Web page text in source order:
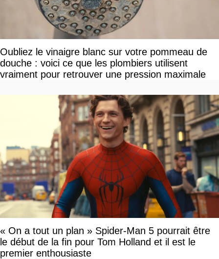
Oubliez le vinaigre blanc sur votre pommeau de
douche : voici ce que les plombiers utilisent
vraiment pour retrouver une pression maximale
« On a tout un plan » Spider-Man 5 pourrait être
le début de la fin pour Tom Holland et il est le
premier enthousiaste